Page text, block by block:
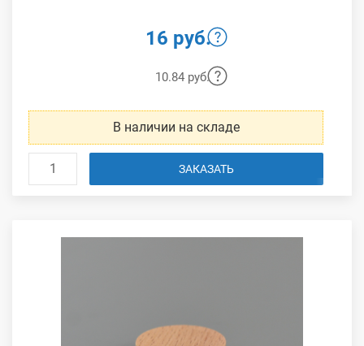
16 руб.
10.84 руб.
В наличии на складе
ЗАКАЗАТЬ